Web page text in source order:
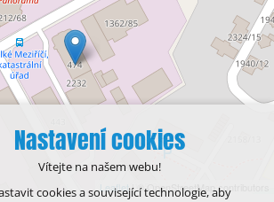
Leaflet | © OpenStreetMap contributors
Nastavení cookies
Vítejte na našem webu!
cookies a související technologie, aby